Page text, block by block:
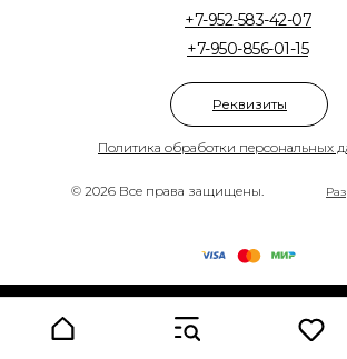
© 2026 Все права защищены.
Политика обработки персональных
+7-950-856-01-15
+7-952-583-42-07
Реквизиты
Made on Tilda